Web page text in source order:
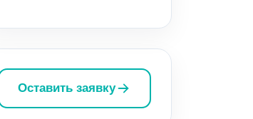
Оставить заявку